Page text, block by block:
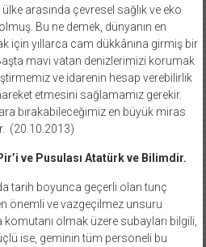
arasında çevresel sağlık ve eko
Bu ne demek, dünyanın en
için yıllarca cam dükkânına girmiş bir
Başta mavi vatan denizlerimizi korumak
ve idarenin hesap verebilirlik
etmesini sağlamamız gerekir.
bırakabileceğimiz en büyük miras
(20.10.2013)
ve Pusulası Atatürk ve Bilimdir.
tarih boyunca geçerli olan tunç
önemli ve vazgeçilmez unsuru
komutanı olmak üzere subayları bilgili,
ise, geminin tüm personeli bu